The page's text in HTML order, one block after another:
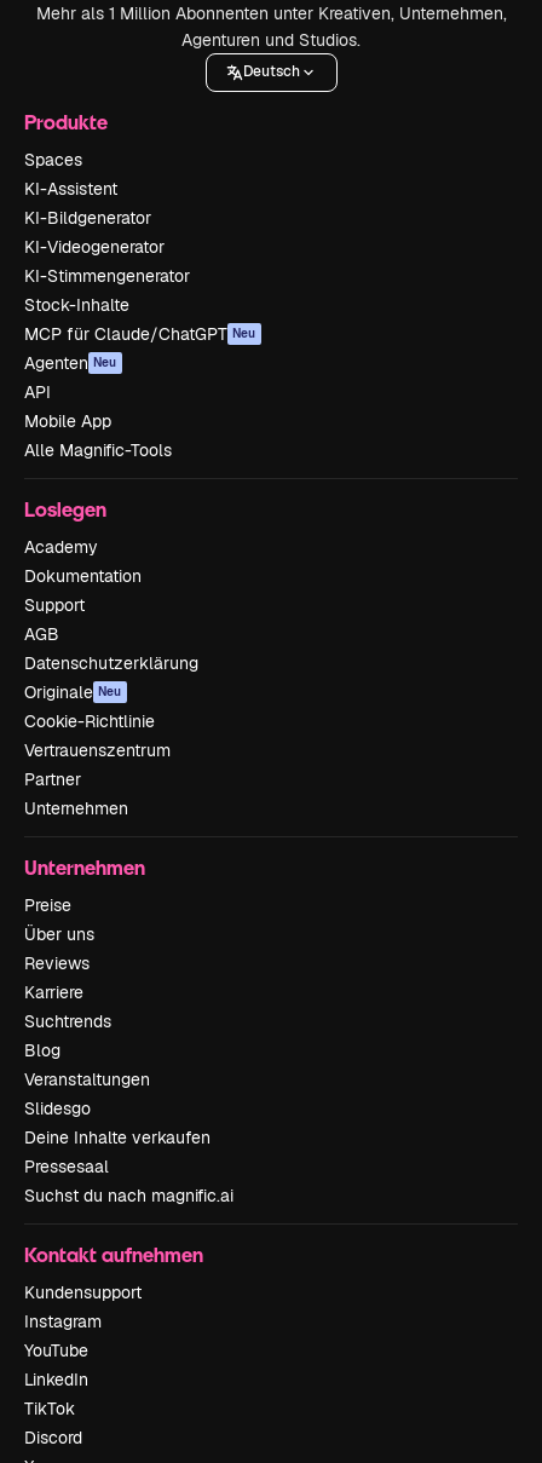
Mehr als 1 Million Abonnenten unter Kreativen, Unternehmen,
Agenturen und Studios.
Deutsch
Produkte
Spaces
KI-Assistent
KI-Bildgenerator
KI-Videogenerator
KI-Stimmengenerator
Stock-Inhalte
MCP für Claude/ChatGPT Neu
Agenten Neu
API
Mobile App
Alle Magnific-Tools
Loslegen
Academy
Dokumentation
Support
AGB
Datenschutzerklärung
Originale Neu
Cookie-Richtlinie
Vertrauenszentrum
Partner
Unternehmen
Unternehmen
Preise
Über uns
Reviews
Karriere
Suchtrends
Blog
Veranstaltungen
Slidesgo
Deine Inhalte verkaufen
Pressesaal
Suchst du nach magnific.ai
Kontakt aufnehmen
Kundensupport
Instagram
YouTube
LinkedIn
TikTok
Discord